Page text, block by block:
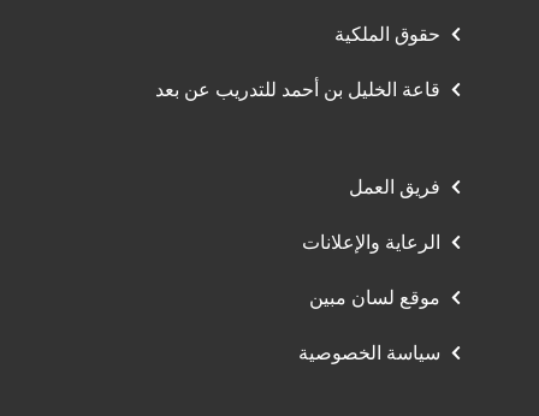
حقوق الملكية
قاعة الخليل بن أحمد للتدريب عن بعد
فريق العمل
الرعاية والإعلانات
موقع لسان مبين
سياسة الخصوصية